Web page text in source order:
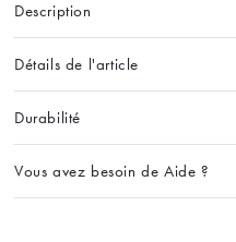
Description
Détails de l'article
Durabilité
Vous avez besoin de Aide ?